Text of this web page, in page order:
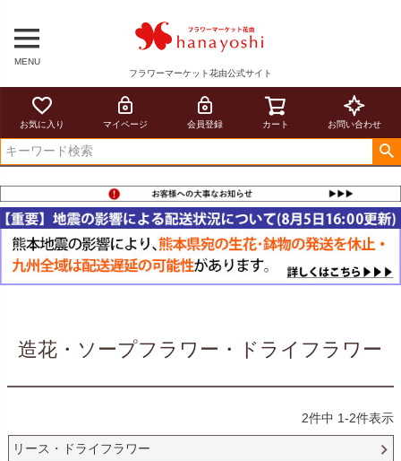
MENU
フラワーマーケット花由公式サイト
お気に入り マイページ 会員登録 カート お問い合わせ
造花・ソープフラワー・ドライフラワー
2件中 1-2件表示
リース・ドライフラワー